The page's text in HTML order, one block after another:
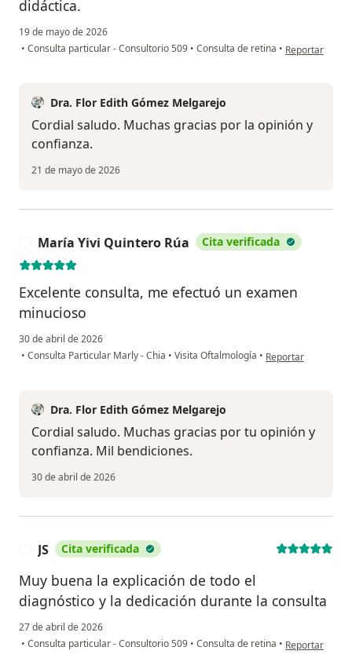
didáctica.
19 de mayo de 2026
• Consulta particular - Consultorio 509 • Consulta de retina • en opinión del
Reportar
Dra. Flor Edith Gómez Melgarejo
Cordial saludo. Muchas gracias por la opinión y
confianza.
21 de mayo de 2026
María Yivi Quintero Rúa Cita verificada
Excelente consulta, me efectuó un examen
minucioso
30 de abril de 2026
• Consulta Particular Marly - Chia • Visita Oftalmología • en opinión del
Reportar
Dra. Flor Edith Gómez Melgarejo
Cordial saludo. Muchas gracias por tu opinión y
confianza. Mil bendiciones.
30 de abril de 2026
JS Cita verificada
Muy buena la explicación de todo el
diagnóstico y la dedicación durante la consulta
27 de abril de 2026
• Consulta particular - Consultorio 509 • Consulta de retina • en opinión del
Reportar